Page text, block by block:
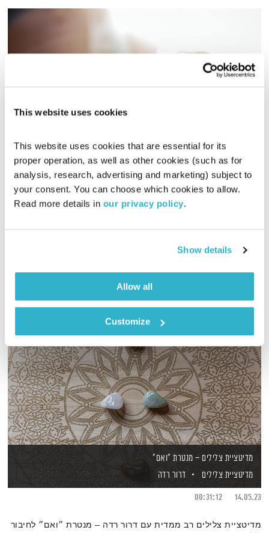
This website uses cookies
This website uses cookies that are essential for its
proper operation, as well as other cookies (such as for
analysis, research, advertising and marketing) subject to
your consent. You can choose which cookies to allow.
Read more details in our privacy policy.
Show details
Allow all
Customize
כל יום מחדש – 29.12.25
כל יום מחדש
אמיר פרי
29.12.25
00:59:30
אודיו
מדיטציית צלילים – מנטרת "ואם"
מדיטציית צלילים
דרור רדה
14.05.23
00:31:12
מדיטציית צלילים רב ממדית עם דרור רדה – מנטרת ״ואם״ לחיבור